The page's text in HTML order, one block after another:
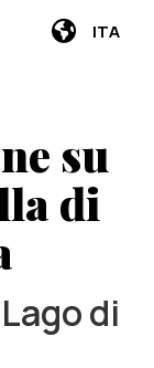
ITA
su
di
di